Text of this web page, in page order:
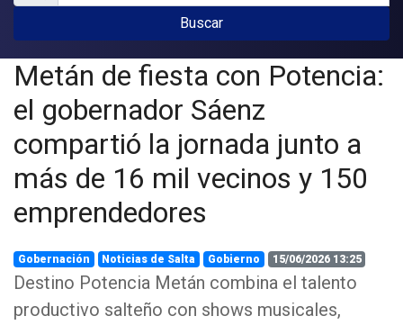
Buscar
Metán de fiesta con Potencia:
el gobernador Sáenz
compartió la jornada junto a
más de 16 mil vecinos y 150
emprendedores
Gobernación Noticias de Salta Gobierno 15/06/2026 13:25
Destino Potencia Metán combina el talento
productivo salteño con shows musicales,